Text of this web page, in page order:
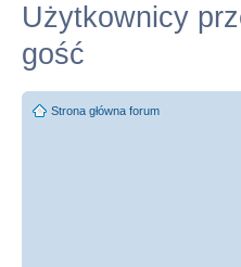
Użytkownicy
gość
Strona główna forum